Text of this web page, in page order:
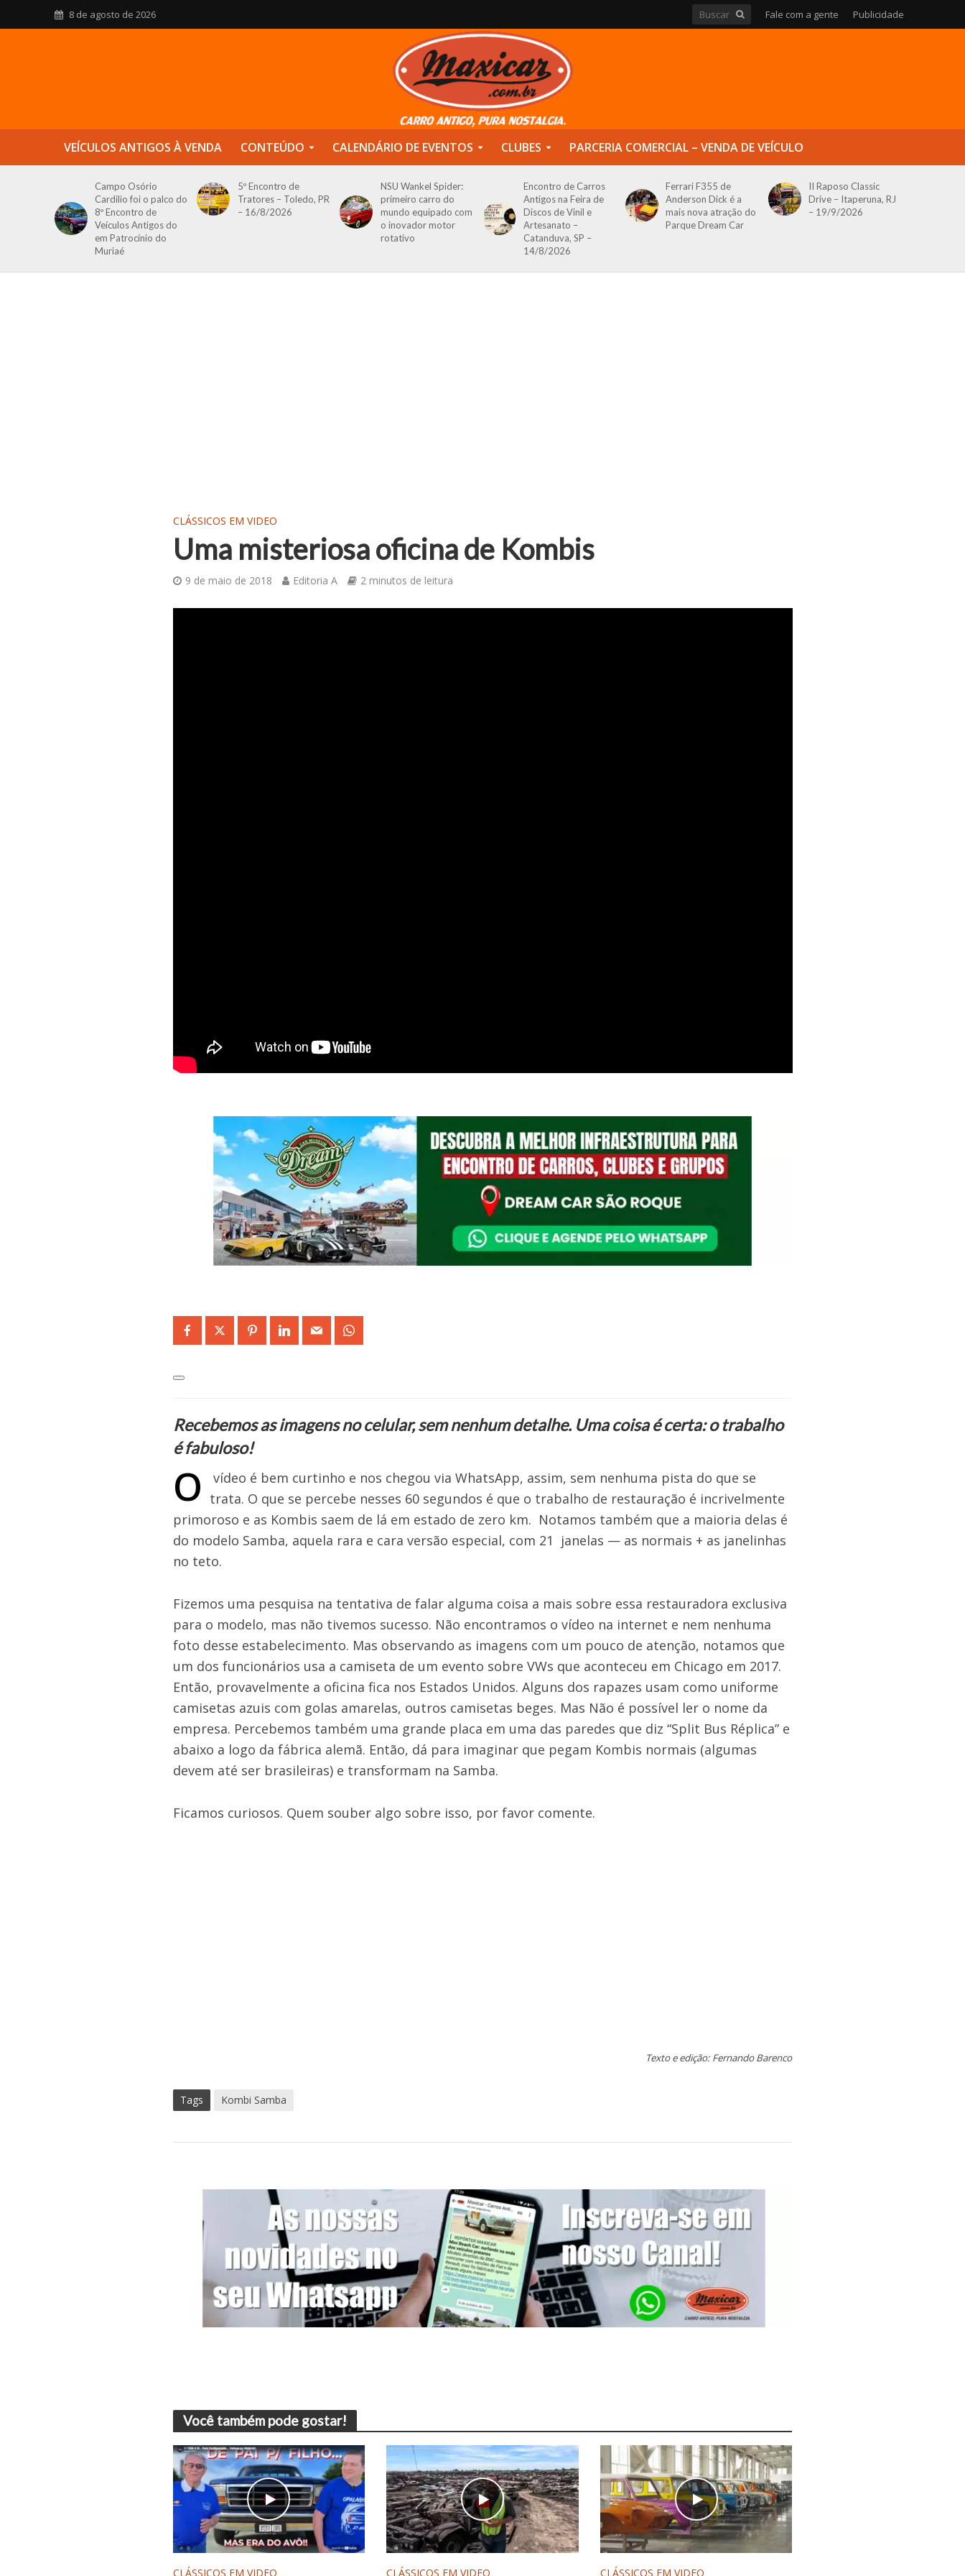
8 de agosto de 2026 Fale com a gente Publicidade
VEÍCULOS ANTIGOS À VENDA CONTEÚDO CALENDÁRIO DE EVENTOS CLUBES PARCERIA COMERCIAL – VENDA DE VEÍCULO
Campo Osório
Cardilio foi o palco do
8º Encontro de
Veículos Antigos do
em Patrocínio do
Muriaé
5º Encontro de
Tratores – Toledo, PR
– 16/8/2026
NSU Wankel Spider:
primeiro carro do
mundo equipado com
o inovador motor
rotativo
Encontro de Carros
Antigos na Feira de
Discos de Vinil e
Artesanato –
Catanduva, SP –
14/8/2026
Ferrari F355 de
Anderson Dick é a
mais nova atração do
Parque Dream Car
II Raposo Classic
Drive – Itaperuna, RJ
– 19/9/2026
CLÁSSICOS EM VIDEO
Uma misteriosa oficina de Kombis
9 de maio de 2018 Editoria A 2 minutos de leitura
Recebemos as imagens no celular, sem nenhum detalhe. Uma coisa é certa: o trabalho
é fabuloso!
O
vídeo é bem curtinho e nos chegou via WhatsApp, assim, sem nenhuma pista do que se
trata. O que se percebe nesses 60 segundos é que o trabalho de restauração é incrivelmente
primoroso e as Kombis saem de lá em estado de zero km. Notamos também que a maioria delas é
do modelo Samba, aquela rara e cara versão especial, com 21 janelas — as normais + as janelinhas
no teto.
Fizemos uma pesquisa na tentativa de falar alguma coisa a mais sobre essa restauradora exclusiva
para o modelo, mas não tivemos sucesso. Não encontramos o vídeo na internet e nem nenhuma
foto desse estabelecimento. Mas observando as imagens com um pouco de atenção, notamos que
um dos funcionários usa a camiseta de um evento sobre VWs que aconteceu em Chicago em 2017.
Então, provavelmente a oficina fica nos Estados Unidos. Alguns dos rapazes usam como uniforme
camisetas azuis com golas amarelas, outros camisetas beges. Mas Não é possível ler o nome da
empresa. Percebemos também uma grande placa em uma das paredes que diz “Split Bus Réplica” e
abaixo a logo da fábrica alemã. Então, dá para imaginar que pegam Kombis normais (algumas
devem até ser brasileiras) e transformam na Samba.
Ficamos curiosos. Quem souber algo sobre isso, por favor comente.
Texto e edição: Fernando Barenco
Tags Kombi Samba
Você também pode gostar!
CLÁSSICOS EM VIDEO CLÁSSICOS EM VIDEO CLÁSSICOS EM VIDEO